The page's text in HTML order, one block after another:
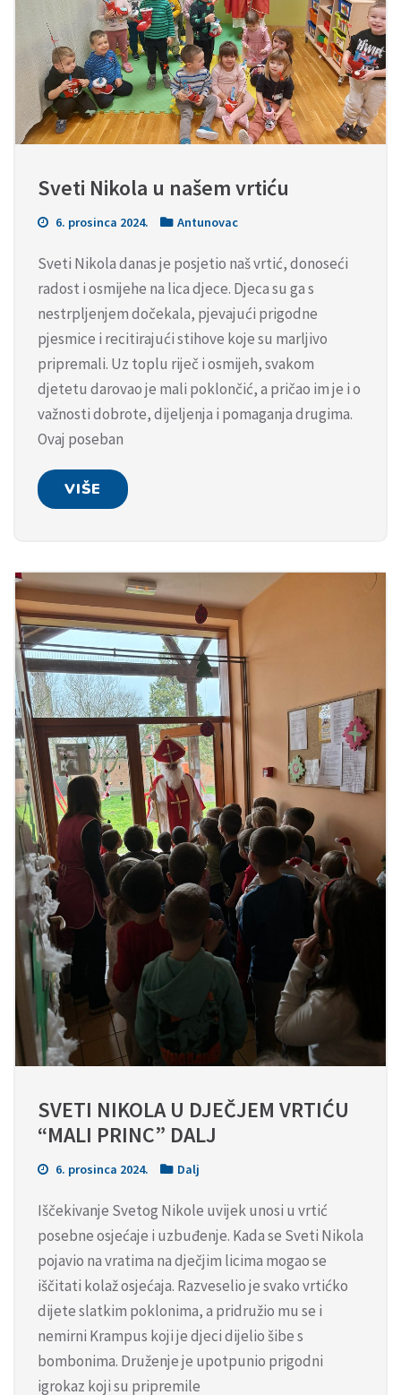
Sveti Nikola u našem vrtiću
6. prosinca 2024. Antunovac
Sveti Nikola danas je posjetio naš vrtić, donoseći
radost i osmijehe na lica djece. Djeca su ga s
nestrpljenjem dočekala, pjevajući prigodne
pjesmice i recitirajući stihove koje su marljivo
pripremali. Uz toplu riječ i osmijeh, svakom
djetetu darovao je mali poklončić, a pričao im je i o
važnosti dobrote, dijeljenja i pomaganja drugima.
Ovaj poseban
VIŠE
SVETI NIKOLA U DJEČJEM VRTIĆU
“MALI PRINC” DALJ
6. prosinca 2024. Dalj
Iščekivanje Svetog Nikole uvijek unosi u vrtić
posebne osjećaje i uzbuđenje. Kada se Sveti Nikola
pojavio na vratima na dječjim licima mogao se
iščitati kolaž osjećaja. Razveselio je svako vrtićko
dijete slatkim poklonima, a pridružio mu se i
nemirni Krampus koji je djeci dijelio šibe s
bombonima. Druženje je upotpunio prigodni
igrokaz koji su pripremile